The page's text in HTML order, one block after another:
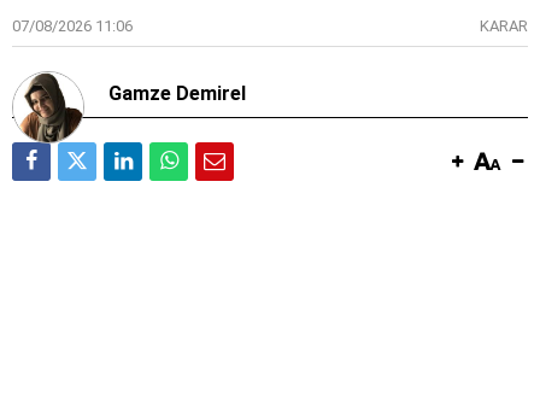
07/08/2026 11:06 KARAR
Gamze Demirel